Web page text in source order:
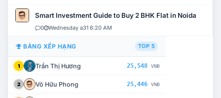
Smart Investment Guide to Buy 2 BHK Flat in Noida
0 Wednesday a31 6:20 AM
BẢNG XẾP HẠNG TOP 5
1 Trần Thị Hương 25,548 VNĐ
2 Võ Hữu Phong 25,446 VNĐ